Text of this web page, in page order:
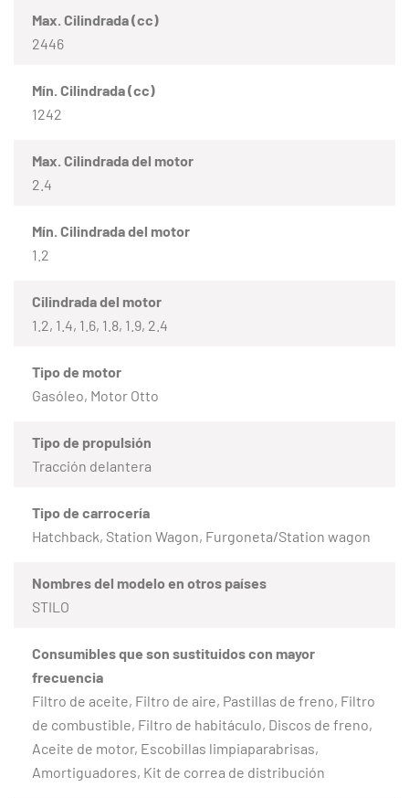
Max. Cilindrada (cc)
2446
Mín. Cilindrada (cc)
1242
Max. Cilindrada del motor
2.4
Mín. Cilindrada del motor
1.2
Cilindrada del motor
1.2, 1.4, 1.6, 1.8, 1.9, 2.4
Tipo de motor
Gasóleo, Motor Otto
Tipo de propulsión
Tracción delantera
Tipo de carrocería
Hatchback, Station Wagon, Furgoneta/Station wagon
Nombres del modelo en otros países
STILO
Consumibles que son sustituidos con mayor
frecuencia
Filtro de aceite, Filtro de aire, Pastillas de freno, Filtro
de combustible, Filtro de habitáculo, Discos de freno,
Aceite de motor, Escobillas limpiaparabrisas,
Amortiguadores, Kit de correa de distribución